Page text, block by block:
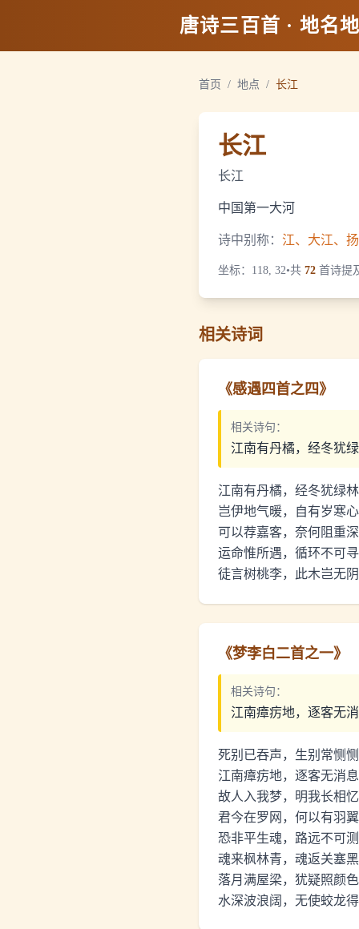
唐诗三百首 · 地名
首页 / 地点 / 长江
长江
长江
中国第一大河
诗中别称： 江、大江、
坐标： 118, 32•共 72 首诗提
相关诗词
《感遇四首之四 》
相关诗句：
江南有丹橘，经冬犹绿
江南有丹橘，经冬犹绿林
岂伊地气暖，自有岁寒心
可以荐嘉客，奈何阻重深
运命惟所遇，循环不可寻
徒言树桃李，此木岂无阴
《梦李白二首之一》
相关诗句：
江南瘴疠地，逐客无消
死别已吞声，生别常恻恻
江南瘴疠地，逐客无消息
故人入我梦，明我长相忆
君今在罗网，何以有羽翼
恐非平生魂，路远不可测
魂来枫林青，魂返关塞黑
落月满屋梁，犹疑照颜色
水深波浪阔，无使蛟龙得